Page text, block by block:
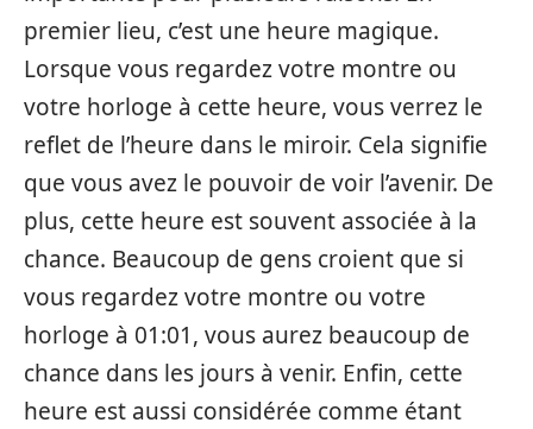
premier lieu, c’est une heure magique.
Lorsque vous regardez votre montre ou
votre horloge à cette heure, vous verrez le
reflet de l’heure dans le miroir. Cela signifie
que vous avez le pouvoir de voir l’avenir. De
plus, cette heure est souvent associée à la
chance. Beaucoup de gens croient que si
vous regardez votre montre ou votre
horloge à 01:01, vous aurez beaucoup de
chance dans les jours à venir. Enfin, cette
heure est aussi considérée comme étant